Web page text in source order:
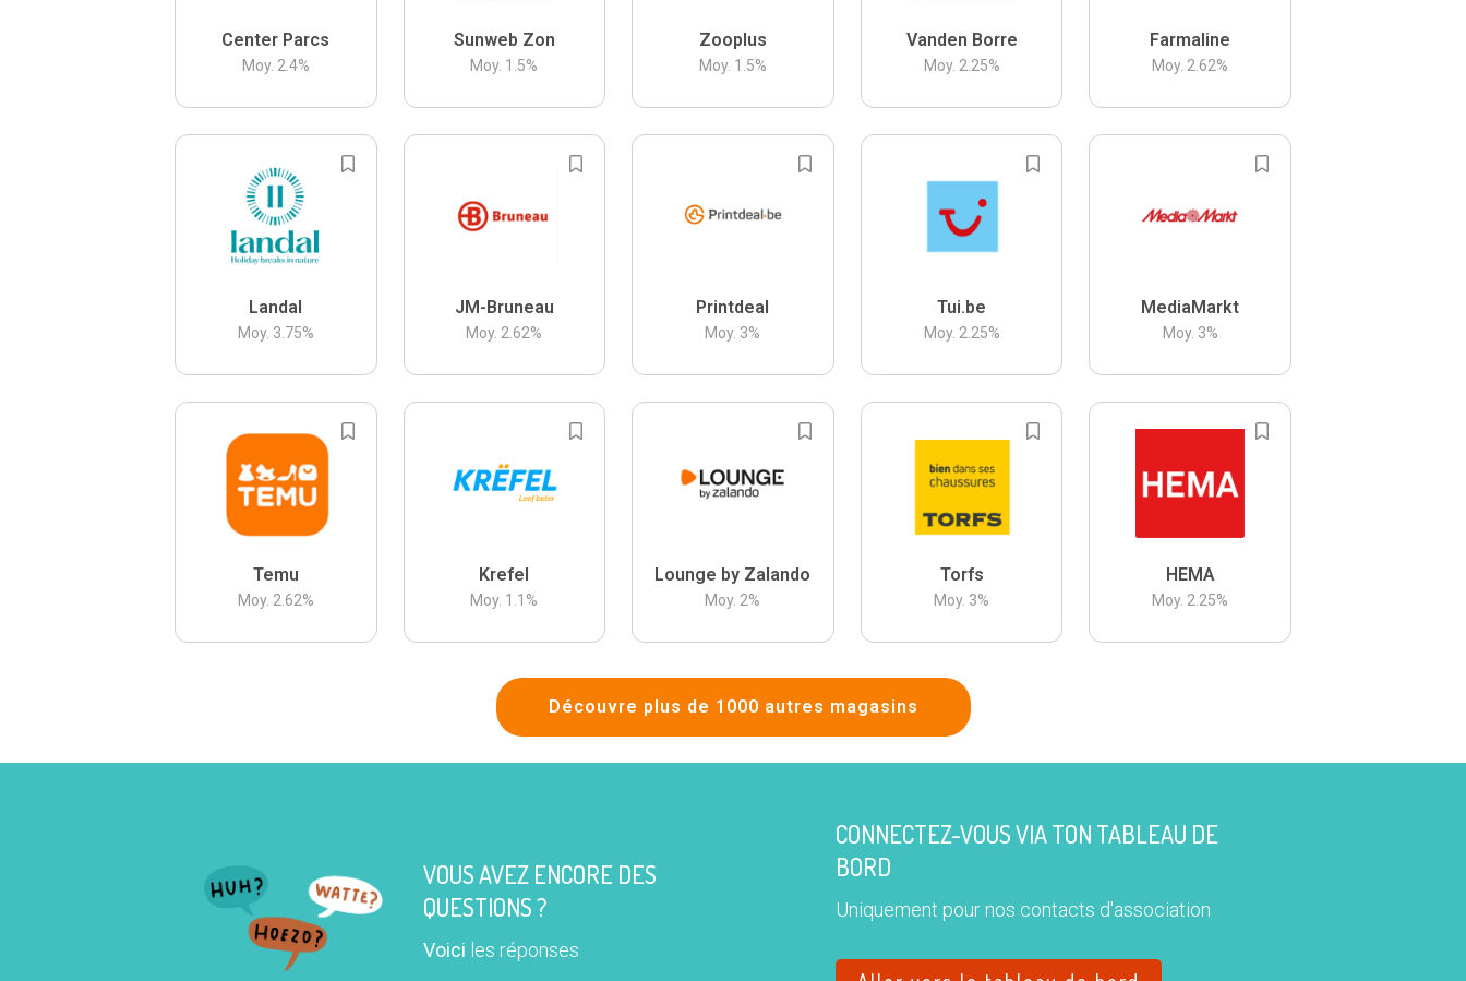
Center Parcs
Moy. 2.4%
Sunweb Zon
Moy. 1.5%
Zooplus
Moy. 1.5%
Vanden Borre
Moy. 2.25%
Farmaline
Moy. 2.62%
Landal
Moy. 3.75%
JM-Bruneau
Moy. 2.62%
Printdeal
Moy. 3%
Tui.be
Moy. 2.25%
MediaMarkt
Moy. 3%
Temu
Moy. 2.62%
Krefel
Moy. 1.1 %
Lounge by Zalando
Moy. 2%
Torfs
Moy. 3%
HEMA
Moy. 2.25%
Découvre plus de 1000 autres magasins
VOUS AVEZ ENCORE DES
QUESTIONS ?
Voici les réponses
CONNECTEZ-VOUS VIA TON TABLEAU DE
BORD
Uniquement pour nos contacts d'association